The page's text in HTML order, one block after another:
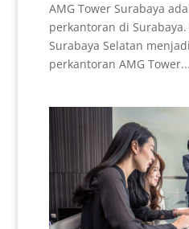
AMG Tower Surabaya
perkantoran di
Surabaya Selatan
perkantoran AMG Tower...